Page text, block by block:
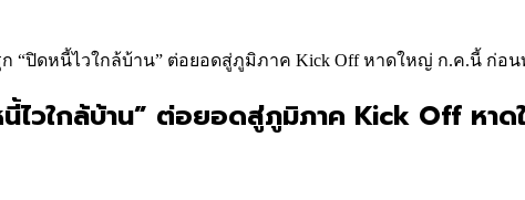
ก “ปิดหนี้ไวใกล้บ้าน” ต่อยอดสู่ภูมิภาค Kick Off หาดใหญ่ ก.ค.นี้ ก่อ
นี้ไวใกล้บ้าน” ต่อยอดสู่ภูมิภาค Kick Off ห